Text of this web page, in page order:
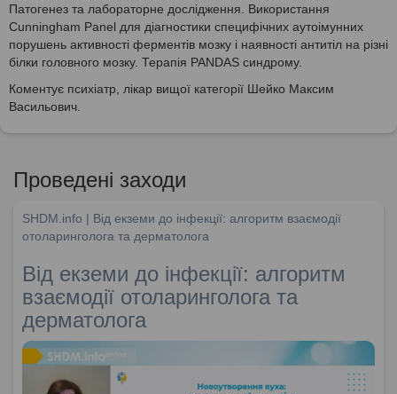
Патогенез та лабораторне дослідження. Використання
Cunningham Panel для діагностики специфічних аутоімунних
порушень активності ферментів мозку і наявності антитіл на різні
білки головного мозку. Терапія PANDAS синдрому.
Коментує психіатр, лікар вищої категорії Шейко Максим
Васильович.
Проведені заходи
SHDM.info | Від екземи до інфекції: алгоритм взаємодії
отоларинголога та дерматолога
Від екземи до інфекції: алгоритм
взаємодії отоларинголога та
дерматолога